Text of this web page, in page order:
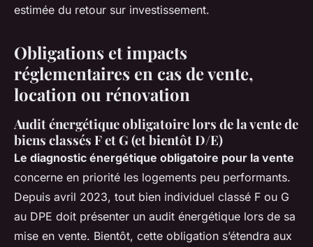
estimée du retour sur investissement.
Obligations et impacts
réglementaires en cas de vente,
location ou rénovation
Audit énergétique obligatoire lors de la vente de
biens classés F et G (et bientôt D/E)
Le diagnostic énergétique obligatoire pour la vente
concerne en priorité les logements peu performants.
Depuis avril 2023, tout bien individuel classé F ou G
au DPE doit présenter un audit énergétique lors de sa
mise en vente. Bientôt, cette obligation s’étendra aux